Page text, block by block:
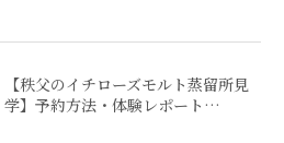
【秩父のイチローズモルト蒸留所見
学】予約方法・体験レポート…